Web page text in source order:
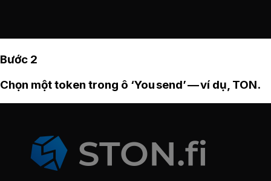
Bước 2
Chọn một token trong ô ‘You send’ — ví dụ, TON.